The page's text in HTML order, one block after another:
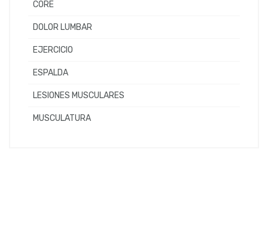
CORE
DOLOR LUMBAR
EJERCICIO
ESPALDA
LESIONES MUSCULARES
MUSCULATURA